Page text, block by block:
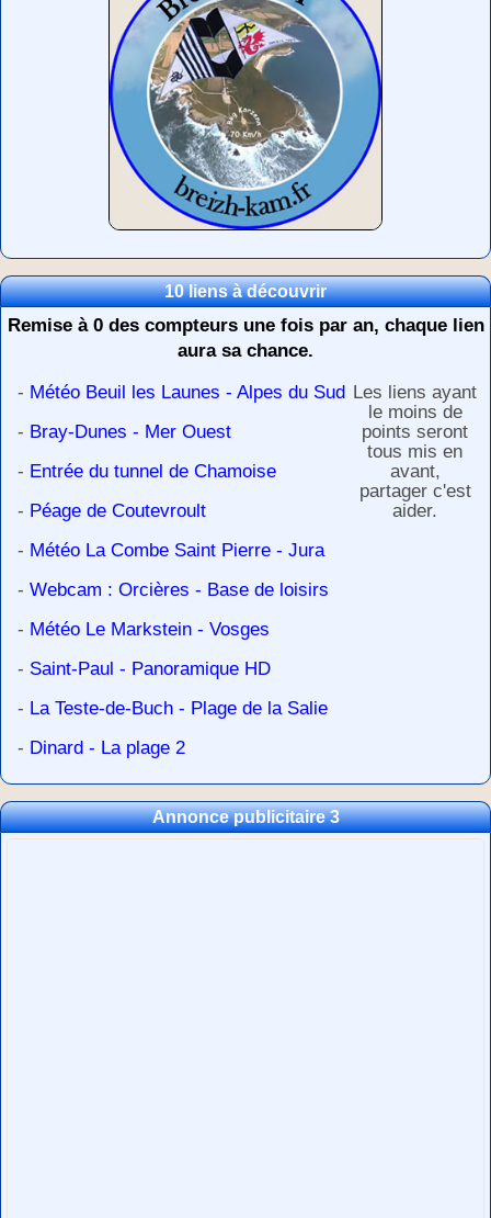
10 liens à découvrir
Remise à 0 des compteurs une fois par an, chaque lien
aura sa chance.
- Météo Beuil les Launes - Alpes du Sud
- Bray-Dunes - Mer Ouest
- Entrée du tunnel de Chamoise
- Péage de Coutevroult
- Météo La Combe Saint Pierre - Jura
- Webcam : Orcières - Base de loisirs
- Météo Le Markstein - Vosges
- Saint-Paul - Panoramique HD
- La Teste-de-Buch - Plage de la Salie
- Dinard - La plage 2
Les liens ayant
le moins de
points seront
tous mis en
avant,
partager c'est
aider.
Annonce publicitaire 3